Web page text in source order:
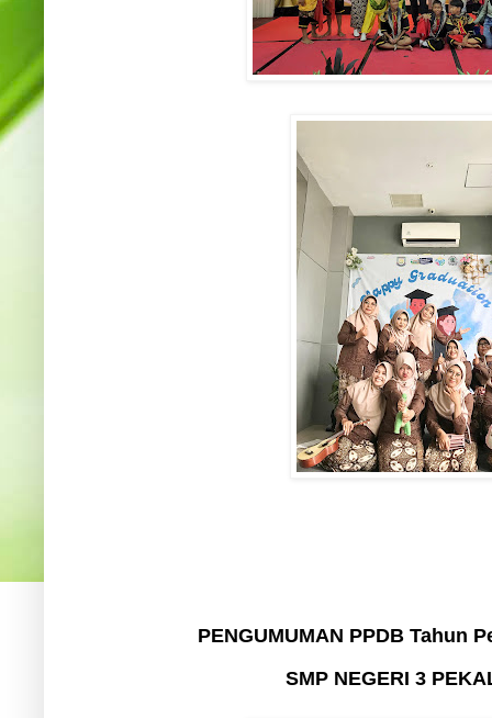
PENGUMUMAN PPDB Tahun
SMP NEGERI 3